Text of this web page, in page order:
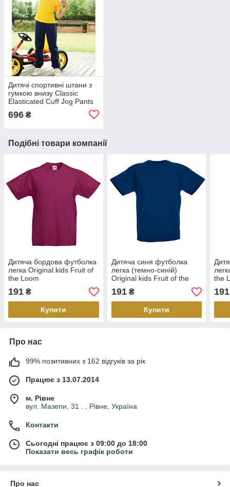
Дитячі спортивні штани з
гумкою внизу Classic
Elasticated Cuff Jog Pants
696 ₴
Подібні товари компанії
Дитяча бордова футболка
легка Original kids Fruit of
the Loom
191 ₴
Купити
Дитяча синя футболка
легка (темно-синій)
Original kids Fruit of the
Loom
191₴
Купити
the
191
Про нас
99% позитивних з 162 відгуків за рік
Працює з 13.07.2014
м. Рівне
вул. Мазепи, 31 . , Рівне, Україна
Контакти
Сьогодні працює з 09:00 до 18:00
Показати весь графік роботи
Про нас